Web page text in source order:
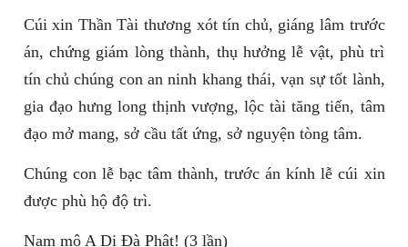
Cúi xin Thần Tài thương xót tín chủ, giáng lâm trước
án, chứng giám lòng thành, thụ hưởng lễ vật, phù trì
tín chủ chúng con an ninh khang thái, vạn sự tốt lành,
gia đạo hưng long thịnh vượng, lộc tài tăng tiến, tâm
đạo mở mang, sở cầu tất ứng, sở nguyện tòng tâm.
Chúng con lễ bạc tâm thành, trước án kính lễ cúi xin
được phù hộ độ trì.
Nam mô A Di Đà Phật! (3 lần)